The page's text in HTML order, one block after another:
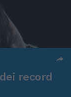
record